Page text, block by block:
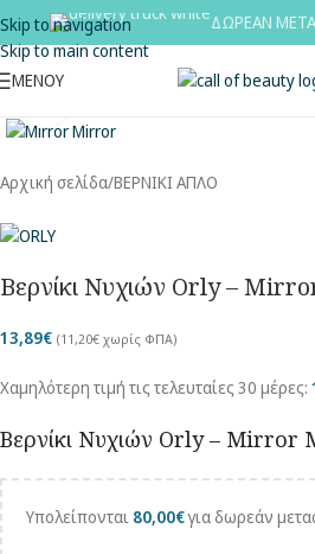
Skip to navigation
Skip to main content
ΔΩΡΕΑΝ
ΜΕΝΟΎ
Αρχική σελίδα/ΒΕΡΝΙΚΙ ΑΠΛΟ
Βερνίκι Νυχιών Orly –
13,89€ (11,20€ χωρίς ΦΠΑ)
Χαμηλότερη τιμή τις τελευταίες 30 μέρες:
Βερνίκι Νυχιών Orly –
Υπολείπονται 80,00€για δωρεάν